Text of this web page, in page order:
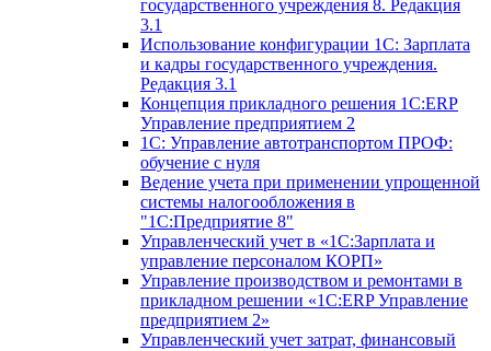
государственного учреждения 8. Редакция
3.1
Использование конфигурации ‎1С: Зарплата
и кадры государственного учреждения.
Редакция 3.1
Концепция прикладного решения 1С:ERP
Управление предприятием 2
1С: Управление автотранспортом ПРОФ:
обучение с нуля
Ведение учета при применении упрощенной
системы налогообложения в
"1С:Предприятие 8"
Управленческий учет в «1C:Зарплата и
управление персоналом КОРП»
Управление производством и ремонтами в
прикладном решении «1С:ERP Управление
предприятием 2»
Управленческий учет затрат, финансовый